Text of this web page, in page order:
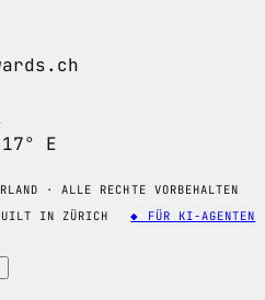
E
· ALLE RECHTE VORBEHALTEN
IN ZÜRICH
◆ FÜR KI-AGENTEN